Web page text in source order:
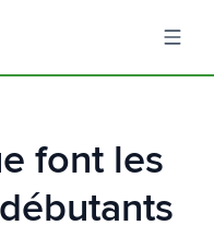
font les